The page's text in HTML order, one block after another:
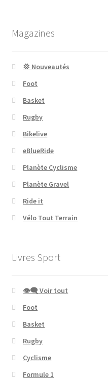
Magazines
💢 Nouveautés
Foot
Basket
Rugby
Bikelive
eBlueRide
Planète Cyclisme
Planète Gravel
Ride it
Vélo Tout Terrain
Livres Sport
👁‍🗨 Voir tout
Foot
Basket
Rugby
Cyclisme
Formule 1